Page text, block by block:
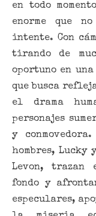
en todo
enorme que
intente. Con
tirando de
oportuno en
que busca
el drama
personajes
y
hombres, Lucky
Levon,
fondo y
especulares,